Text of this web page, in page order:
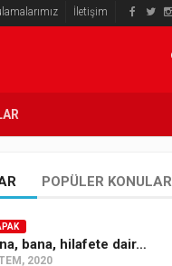
İletişim
POPÜLER KONULAR
bana, hilafete dair…
2020